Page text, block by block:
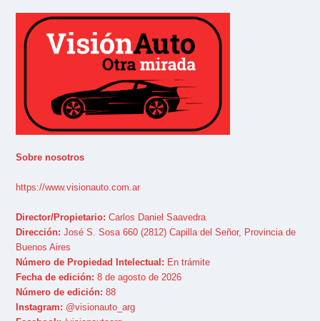
Sobre nosotros
https://www.visionauto.com.ar
Director/Propietario: Carlos Daniel Saavedra
Dirección: José S. Sosa 660 (2812) Capilla del Señor, Provincia de
Buenos Aires
Número de Propiedad Intelectual: En trámite
Fecha de edición: 8 de agosto de 2026
Número de edición: 88
Instagram: @visionauto_arg